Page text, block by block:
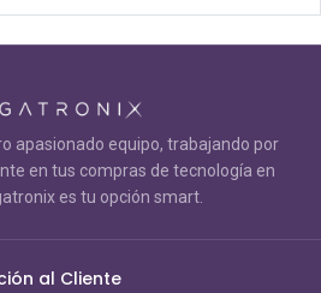
apasionado equipo, trabajando por
en tus compras de tecnología en
es tu opción smart.
al Cliente